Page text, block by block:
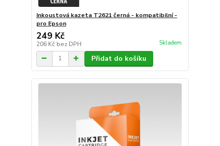
Inkoustová kazeta T2621 černá - kompatibilní -
pro Epson
249 Kč
206 Kč bez DPH Skladem
Přidat do košíku